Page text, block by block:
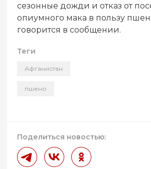
сезонные дожди и отказ от
опиумного мака в пользу
говорится в сообщении.
Теги
Афганистан
пшено
Поделиться новостью: